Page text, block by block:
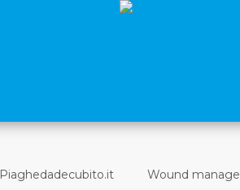
Piaghedadecubito.it Wound